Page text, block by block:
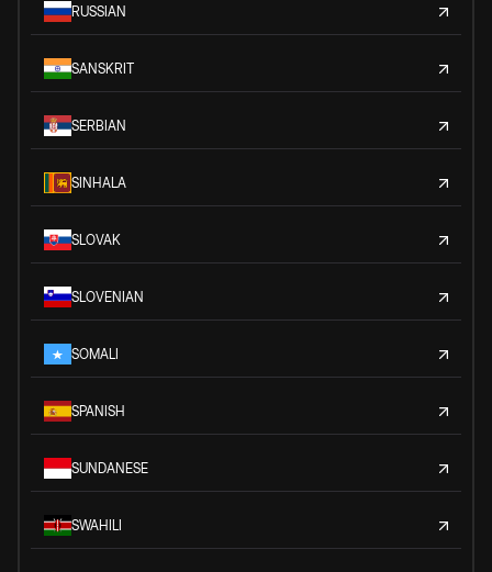
RUSSIAN
SANSKRIT
SERBIAN
SINHALA
SLOVAK
SLOVENIAN
SOMALI
SPANISH
SUNDANESE
SWAHILI